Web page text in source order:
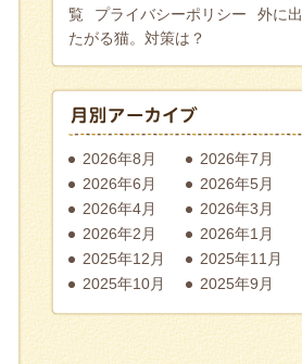
覧
プライバシーポリシー
外に出
たがる猫。対策は？
2026年8月
2026年7月
2026年6月
2026年5月
2026年4月
2026年3月
2026年2月
2026年1月
2025年12月
2025年11月
2025年10月
2025年9月